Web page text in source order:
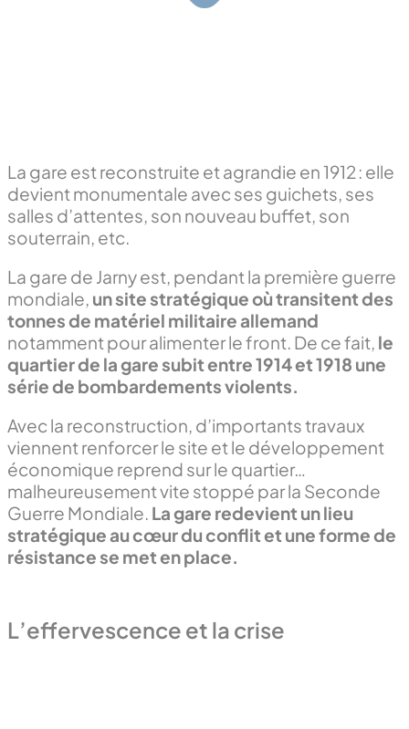
La gare est reconstruite et agrandie en 1912 : elle
devient monumentale avec ses guichets, ses
salles d’attentes, son nouveau buffet, son
souterrain, etc.
La gare de Jarny est, pendant la première guerre
mondiale, un site stratégique où transitent des
tonnes de matériel militaire allemand
notamment pour alimenter le front. De ce fait, le
quartier de la gare subit entre 1914 et 1918 une
série de bombardements violents.
Avec la reconstruction, d’importants travaux
viennent renforcer le site et le développement
économique reprend sur le quartier…
malheureusement vite stoppé par la Seconde
Guerre Mondiale. La gare redevient un lieu
stratégique au cœur du conflit et une forme de
résistance se met en place.
L’effervescence et la crise